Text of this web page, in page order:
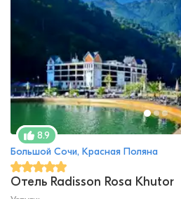
8.9
Большой Сочи, Красная Поляна
Отель Radisson Rosa Khutor